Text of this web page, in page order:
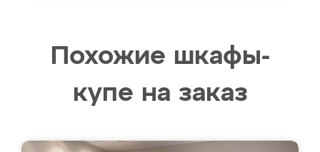
Похожие шкафы-
купе на заказ